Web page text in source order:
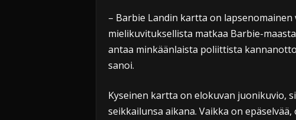
– Barbie Landin kartta on
mielikuvituksellista matkaa Barbie-
antaa minkäänlaista poliittista
sanoi.
Kyseinen kartta on elokuvan juonikuvio,
seikkailunsa aikana. Vaikka on